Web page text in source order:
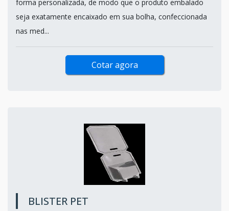
forma personalizada, de modo que o produto embalado
seja exatamente encaixado em sua bolha, confeccionada
nas med...
Cotar agora
BLISTER PET